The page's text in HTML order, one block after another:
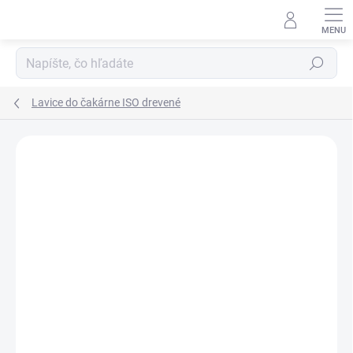
Hľadať
Lavice do čakárne ISO drevené